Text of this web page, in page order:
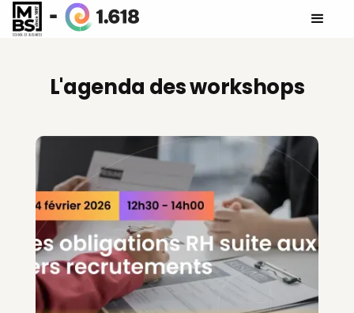
L'agenda des workshops